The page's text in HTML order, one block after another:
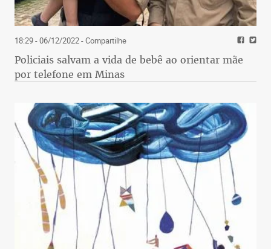
18:29 - 06/12/2022- Compartilhe
Policiais salvam a vida de bebê ao orientar mãe
por telefone em Minas